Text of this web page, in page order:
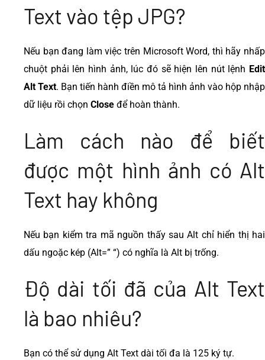
Text vào tệp JPG?
Nếu bạn đang làm việc trên Microsoft Word, thì hãy nhấp
chuột phải lên hình ảnh, lúc đó sẽ hiện lên nút lệnh Edit
Alt Text. Bạn tiến hành điền mô tả hình ảnh vào hộp nhập
dữ liệu rồi chọn Close để hoàn thành.
Làm cách nào để biết
được một hình ảnh có Alt
Text hay không
Nếu bạn kiểm tra mã nguồn thấy sau Alt chỉ hiển thị hai
dấu ngoặc kép (Alt=” “) có nghĩa là Alt bị trống.
Độ dài tối đã của Alt Text
là bao nhiêu?
Bạn có thể sử dụng Alt Text dài tối đa là 125 ký tự.